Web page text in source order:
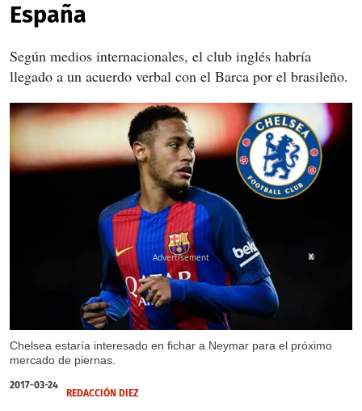
España
Según medios internacionales, el club inglés habría
llegado a un acuerdo verbal con el Barca por el brasileño.
Chelsea estaría interesado en fichar a Neymar para el próximo
mercado de piernas.
X
2017-03-24
REDACCIÓN DIEZ